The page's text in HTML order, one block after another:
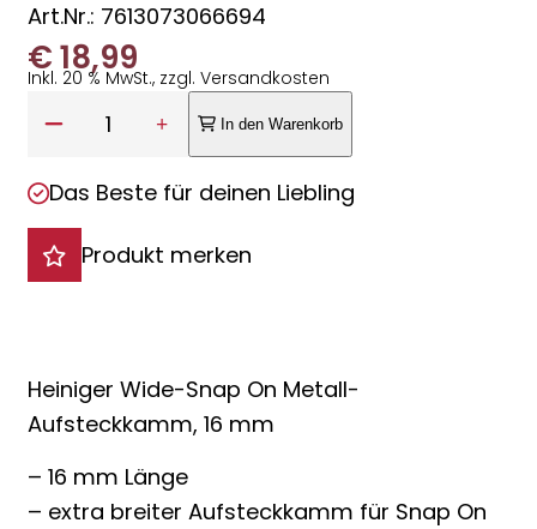
Art.Nr.: 7613073066694
€18,99
Inkl. 20 % MwSt., zzgl. Versandkosten
1 In den Warenkorb
Das Beste für deinen Liebling
Produkt merken
Heiniger Wide-Snap On Metall-
Aufsteckkamm, 16 mm
– 16 mm Länge
– extra breiter Aufsteckkamm für Snap On